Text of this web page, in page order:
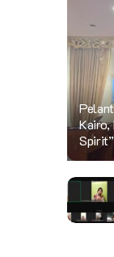
Kairo,
Spirit”